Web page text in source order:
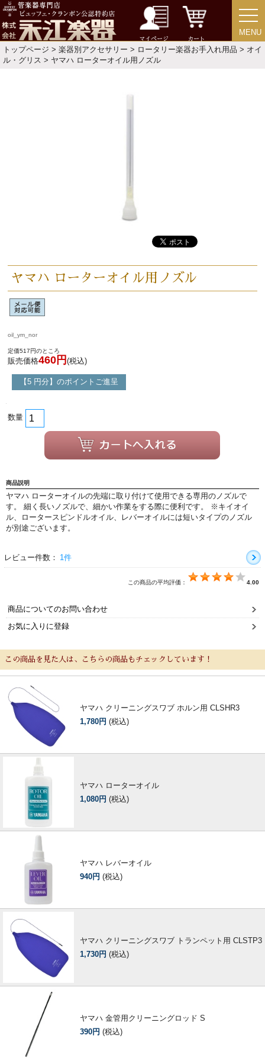
マイページ カート
MENU
MENU
トップページ > 楽器別アクセサリー > ロータリー楽器お手入れ用品 > オイ
ル・グリス > ヤマハ ローターオイル用ノズル
ヤマハ ローターオイル用ノズル
oil_ym_nor
定価517円のところ
販売価格460円 (税込)
【5 円分】のポイントご進呈
数量
商品説明
ヤマハ ローターオイルの先端に取り付けて使用できる専用のノズルで
す。 細く長いノズルで、細かい作業をする際に便利です。 ※キイオイ
ル、ロータースピンドルオイル、レバーオイルには短いタイプのノズル
が別途ございます。
レビュー件数： 1件
この商品の平均評価： 4.00
商品についてのお問い合わせ
お気に入りに登録
この商品を見た人は、こちらの商品もチェックしています！
ヤマハ クリーニングスワブ ホルン用 CLSHR3
1,780円 (税込)
ヤマハ ローターオイル
1,080円 (税込)
ヤマハ レバーオイル
940円 (税込)
ヤマハ クリーニングスワブ トランペット用 CLSTP3
1,730円 (税込)
ヤマハ 金管用クリーニングロッド S
390円 (税込)
アウトレット
中古楽器
永江楽器人気コンテンツ
新商品・新規取り扱い商品
セール・イベント情報
人気の永江楽器コラム
「楽器をはじめよう」
お手入れ方法
選定者のご紹介
演奏会のお知らせ
新規会員登録 ログイン・マイページ
ご利用ガイド
よくあるご質問 会社紹介
特定商取引法